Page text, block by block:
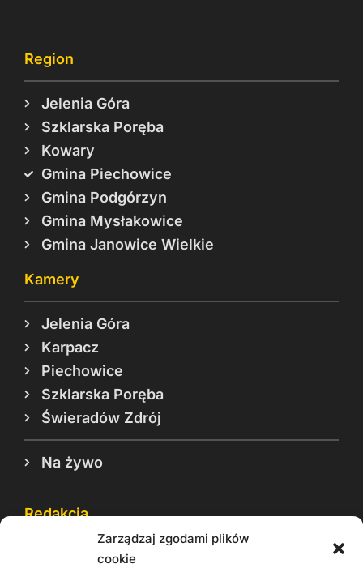
Zarządzaj zgodami plików
cookie
Region
Jelenia Góra
Szklarska Poręba
Kowary
Gmina Piechowice
Gmina Podgórzyn
Gmina Mysłakowice
Gmina Janowice Wielkie
Kamery
Jelenia Góra
Karpacz
Piechowice
Szklarska Poręba
Świeradów Zdrój
Na żywo
Redakcja
Reklama